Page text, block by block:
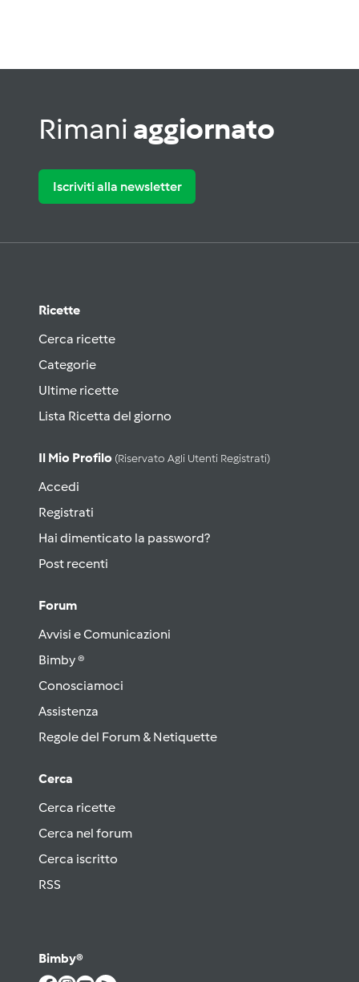
Rimani aggiornato
Iscriviti alla newsletter
Ricette
Cerca ricette
Categorie
Ultime ricette
Lista Ricetta del giorno
Il Mio Profilo (riservato Agli Utenti Registrati)
Accedi
Registrati
Hai dimenticato la password?
Post recenti
Forum
Avvisi e Comunicazioni
Bimby ®
Conosciamoci
Assistenza
Regole del Forum & Netiquette
Cerca
Cerca ricette
Cerca nel forum
Cerca iscritto
RSS
Bimby®